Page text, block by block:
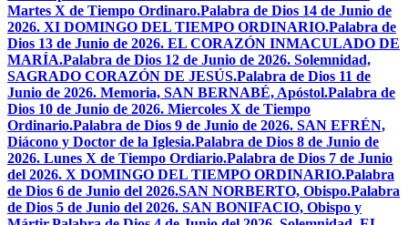
Martes X de Tiempo Ordinaro.Palabra de Dios 14 de Junio de
2026. XI DOMINGO DEL TIEMPO ORDINARIO.Palabra de
Dios 13 de Junio de 2026. EL CORAZÓN INMACULADO DE
MARÍA.Palabra de Dios 12 de Junio de 2026. Solemnidad,
SAGRADO CORAZÓN DE JESÚS.Palabra de Dios 11 de
Junio de 2026. Memoria, SAN BERNABÉ, Apóstol.Palabra de
Dios 10 de Junio de 2026. Miercoles X de Tiempo
Ordinario.Palabra de Dios 9 de Junio de 2026. SAN EFRÉN,
Diácono y Doctor de la Iglesia.Palabra de Dios 8 de Junio de
2026. Lunes X de Tiempo Ordiario.Palabra de Dios 7 de Junio
del 2026. X DOMINGO DEL TIEMPO ORDINARIO.Palabra
de Dios 6 de Junio del 2026.SAN NORBERTO, Obispo.Palabra
de Dios 5 de Junio del 2026. SAN BONIFACIO, Obispo y